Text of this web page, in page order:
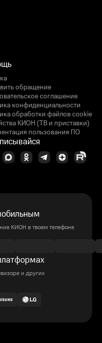
обращение
соглашение
конфиденциальности
обработки файлов cookie
КИОН (ТВ и приставки)
пользования ПО
КИОН в твоем телефоне
и других